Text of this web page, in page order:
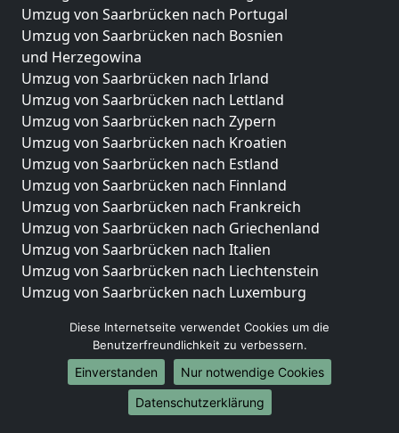
Umzug von Saarbrücken nach Portugal
Umzug von Saarbrücken nach Bosnien
und Herzegowina
Umzug von Saarbrücken nach Irland
Umzug von Saarbrücken nach Lettland
Umzug von Saarbrücken nach Zypern
Umzug von Saarbrücken nach Kroatien
Umzug von Saarbrücken nach Estland
Umzug von Saarbrücken nach Finnland
Umzug von Saarbrücken nach Frankreich
Umzug von Saarbrücken nach Griechenland
Umzug von Saarbrücken nach Italien
Umzug von Saarbrücken nach Liechtenstein
Umzug von Saarbrücken nach Luxemburg
Umzug von Saarbrücken nach Norwegen
Umzüge-Deutschlandweit
Umzug von Saarbrücken nach Berlin
Umzug von Saarbrücken nach Hamburg
Diese Internetseite verwendet Cookies um die
Benutzerfreundlichkeit zu verbessern.
Einverstanden
Nur notwendige Cookies
Datenschutzerklärung